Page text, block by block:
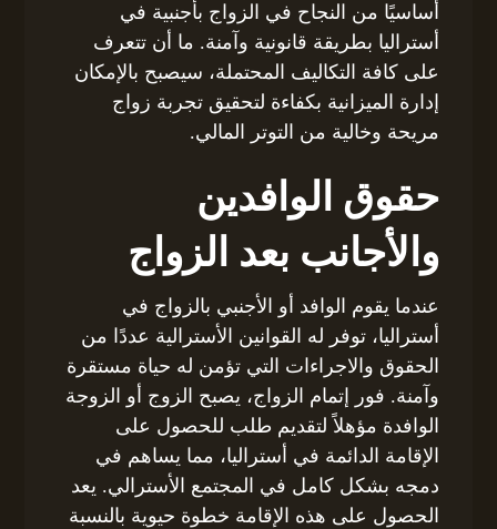
أساسيًا من النجاح في الزواج بأجنبية في
أستراليا بطريقة قانونية وآمنة. ما أن تتعرف
على كافة التكاليف المحتملة، سيصبح بالإمكان
إدارة الميزانية بكفاءة لتحقيق تجربة زواج
مريحة وخالية من التوتر المالي.
حقوق الوافدين
والأجانب بعد الزواج
عندما يقوم الوافد أو الأجنبي بالزواج في
أستراليا، توفر له القوانين الأسترالية عددًا من
الحقوق والاجراءات التي تؤمن له حياة مستقرة
وآمنة. فور إتمام الزواج، يصبح الزوج أو الزوجة
الوافدة مؤهلاً لتقديم طلب للحصول على
الإقامة الدائمة في أستراليا، مما يساهم في
دمجه بشكل كامل في المجتمع الأسترالي. يعد
الحصول على هذه الإقامة خطوة حيوية بالنسبة